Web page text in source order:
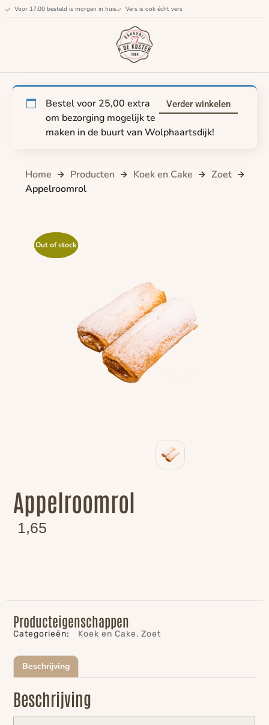
Voor 17:00 besteld is morgen in huis Vers is ook écht vers
Verder winkelen
Bestel voor 25,00 extra
om bezorging mogelijk te
maken in de buurt van Wolphaartsdijk!
Home Producten Koek en Cake
Zoet
Appelroomrol
Out of stock
Out of stock
Appelroomrol
1,65
Producteigenschappen
Categorieën: Koek en Cake,Zoet
Beschrijving
Beschrijving